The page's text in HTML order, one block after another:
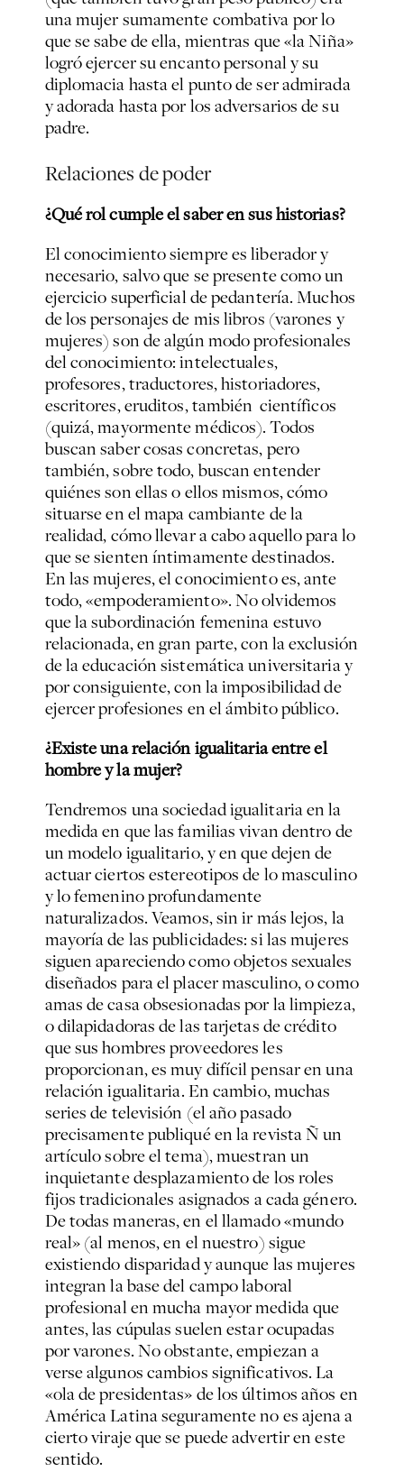
una mujer sumamente combativa por lo
que se sabe de ella, mientras que «la Niña»
logró ejercer su encanto personal y su
diplomacia hasta el punto de ser admirada
y adorada hasta por los adversarios de su
padre.
Relaciones de poder
¿Qué rol cumple el saber en sus historias?
El conocimiento siempre es liberador y
necesario, salvo que se presente como un
ejercicio superficial de pedantería. Muchos
de los personajes de mis libros (varones y
mujeres) son de algún modo profesionales
del conocimiento: intelectuales,
profesores, traductores, historiadores,
escritores, eruditos, también científicos
(quizá, mayormente médicos). Todos
buscan saber cosas concretas, pero
también, sobre todo, buscan entender
quiénes son ellas o ellos mismos, cómo
situarse en el mapa cambiante de la
realidad, cómo llevar a cabo aquello para lo
que se sienten íntimamente destinados.
En las mujeres, el conocimiento es, ante
todo, «empoderamiento». No olvidemos
que la subordinación femenina estuvo
relacionada, en gran parte, con la exclusión
de la educación sistemática universitaria y
por consiguiente, con la imposibilidad de
ejercer profesiones en el ámbito público.
¿Existe una relación igualitaria entre el
hombre y la mujer?
Tendremos una sociedad igualitaria en la
medida en que las familias vivan dentro de
un modelo igualitario, y en que dejen de
actuar ciertos estereotipos de lo masculino
y lo femenino profundamente
naturalizados. Veamos, sin ir más lejos, la
mayoría de las publicidades: si las mujeres
siguen apareciendo como objetos sexuales
diseñados para el placer masculino, o como
amas de casa obsesionadas por la limpieza,
o dilapidadoras de las tarjetas de crédito
que sus hombres proveedores les
proporcionan, es muy difícil pensar en una
relación igualitaria. En cambio, muchas
series de televisión (el año pasado
precisamente publiqué en la revista Ñ un
artículo sobre el tema), muestran un
inquietante desplazamiento de los roles
fijos tradicionales asignados a cada género.
De todas maneras, en el llamado «mundo
real» (al menos, en el nuestro) sigue
existiendo disparidad y aunque las mujeres
integran la base del campo laboral
profesional en mucha mayor medida que
antes, las cúpulas suelen estar ocupadas
por varones. No obstante, empiezan a
verse algunos cambios significativos. La
«ola de presidentas» de los últimos años en
América Latina seguramente no es ajena a
cierto viraje que se puede advertir en este
sentido.